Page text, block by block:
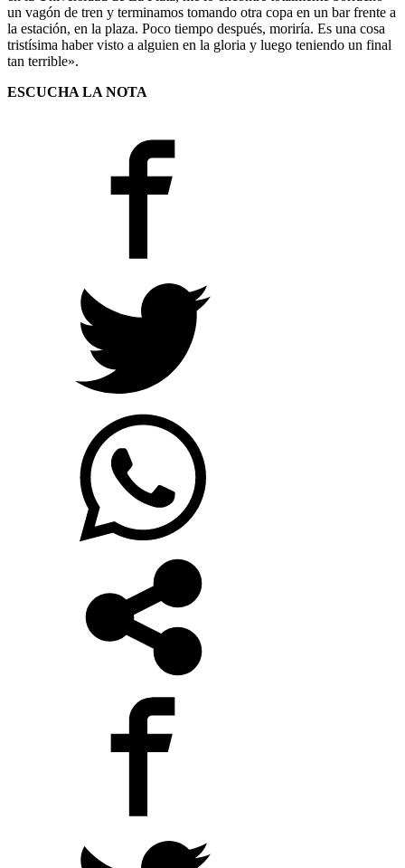
un vagón de tren y terminamos tomando otra copa en un bar frente a
la estación, en la plaza. Poco tiempo después, moriría. Es una cosa
tristísima haber visto a alguien en la gloria y luego teniendo un final
tan terrible».
ESCUCHA LA NOTA